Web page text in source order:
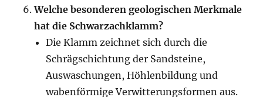
Welche besonderen geologischen Merkmale
hat die Schwarzachklamm?
Die Klamm zeichnet sich durch die
Schrägschichtung der Sandsteine,
Auswaschungen, Höhlenbildung und
wabenförmige Verwitterungsformen aus.